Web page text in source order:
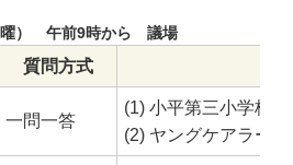
曜） 午前9時から 議場
質問方式
一問一答
(1) 小平第三小学校
(2) ヤングケアラー